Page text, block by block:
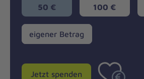
50 € 100 €
Betrag
eigener Betrag
Jetzt spenden